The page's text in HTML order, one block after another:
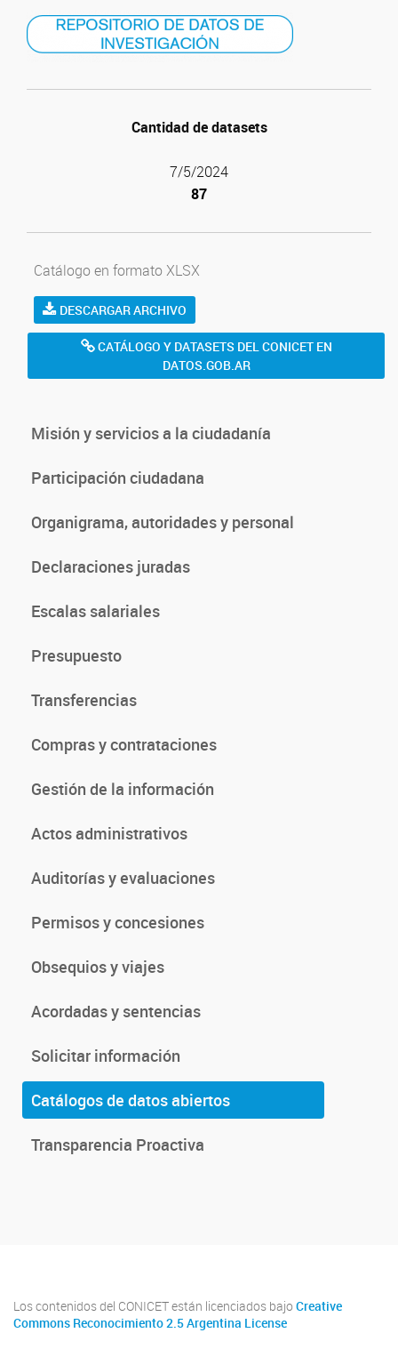
Cantidad de datasets
7/5/2024
87
Catálogo en formato XLSX
DESCARGAR ARCHIVO
CATÁLOGO Y DATASETS DEL CONICET EN
DATOS.GOB.AR
Misión y servicios a la ciudadanía
Participación ciudadana
Organigrama, autoridades y personal
Declaraciones juradas
Escalas salariales
Presupuesto
Transferencias
Compras y contrataciones
Gestión de la información
Actos administrativos
Auditorías y evaluaciones
Permisos y concesiones
Obsequios y viajes
Acordadas y sentencias
Solicitar información
Catálogos de datos abiertos
Transparencia Proactiva
Los contenidos del CONICET están licenciados bajo Creative
Commons Reconocimiento 2.5 Argentina License